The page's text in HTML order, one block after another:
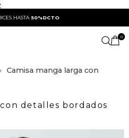
HASTA 50%DCTO
0
Camisa manga larga con
detalles bordados